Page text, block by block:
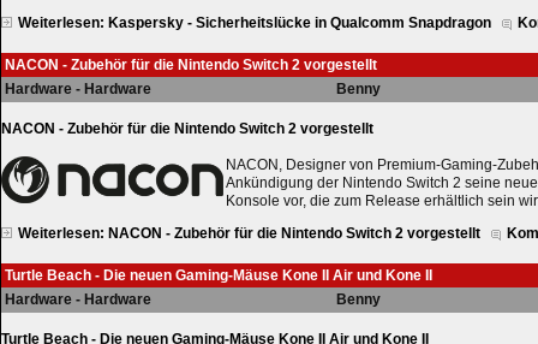
Weiterlesen: Kaspersky - Sicherheitslücke in Qualcomm Snapdragon
NACON - Zubehör für die Nintendo Switch 2 vorgestellt
Hardware - Hardware
Benny
NACON - Zubehör für die Nintendo Switch 2 vorgestellt
NACON, Designer von Premium-Gaming-
Ankündigung der Nintendo Switch 2 seine
Konsole vor, die zum Release erhältlich sein
Weiterlesen: NACON - Zubehör für die Nintendo Switch 2 vorgestellt
Turtle Beach - Die neuen Gaming-Mäuse Kone II Air und Kone II
Hardware - Hardware
Benny
Turtle Beach - Die neuen Gaming-Mäuse Kone II Air und Kone II